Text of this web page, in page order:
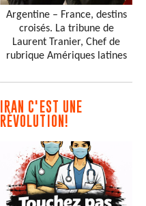
Argentine – France, destins
croisés. La tribune de
Laurent Tranier, Chef de
rubrique Amériques latines
IRAN C'EST UNE
RÉVOLUTION!